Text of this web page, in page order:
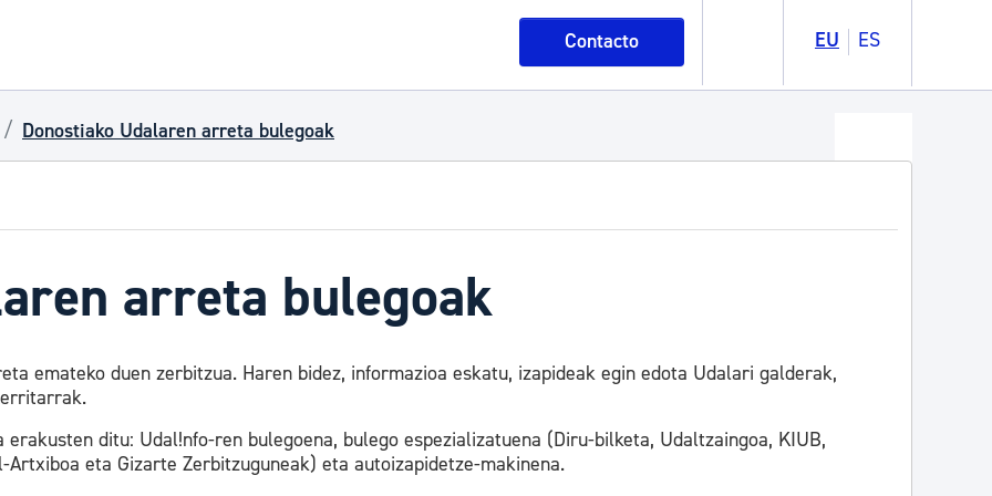
Contacto
EU ES
Donostiako Udalaren arreta bulegoak
arreta bulegoak
emateko duen zerbitzua. Haren bidez, informazioa eskatu, izapideak egin edota Udalari galderak,
ditu: Udal!nfo-ren bulegoena, bulego espezializatuena (Diru-bilketa, Udaltzaingoa, KIUB,
Artxiboa eta Gizarte Zerbitzuguneak) eta autoizapidetze-makinena.